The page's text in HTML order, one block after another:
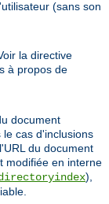
(sans son
la directive
à propos de
document
cas d'inclusions
du document
modifiée en interne
),